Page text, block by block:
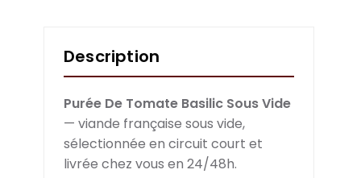
Description
Purée De Tomate Basilic Sous Vide
— viande française sous vide,
sélectionnée en circuit court et
livrée chez vous en 24/48h.